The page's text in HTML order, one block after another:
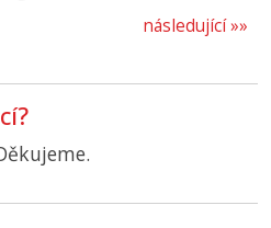
následující »»